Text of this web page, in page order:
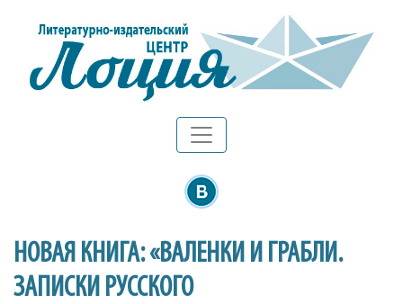
НОВАЯ КНИГА: «ВАЛЕНКИ И ГРАБЛИ.
ЗАПИСКИ РУССКОГО